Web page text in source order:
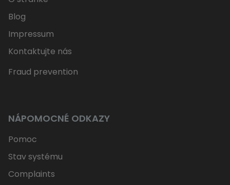
Blog
Impressum
Kontaktujte nás
Fraud prevention
NÁPOMOCNÉ ODKAZY
Pomoc
Stav systému
Complaints